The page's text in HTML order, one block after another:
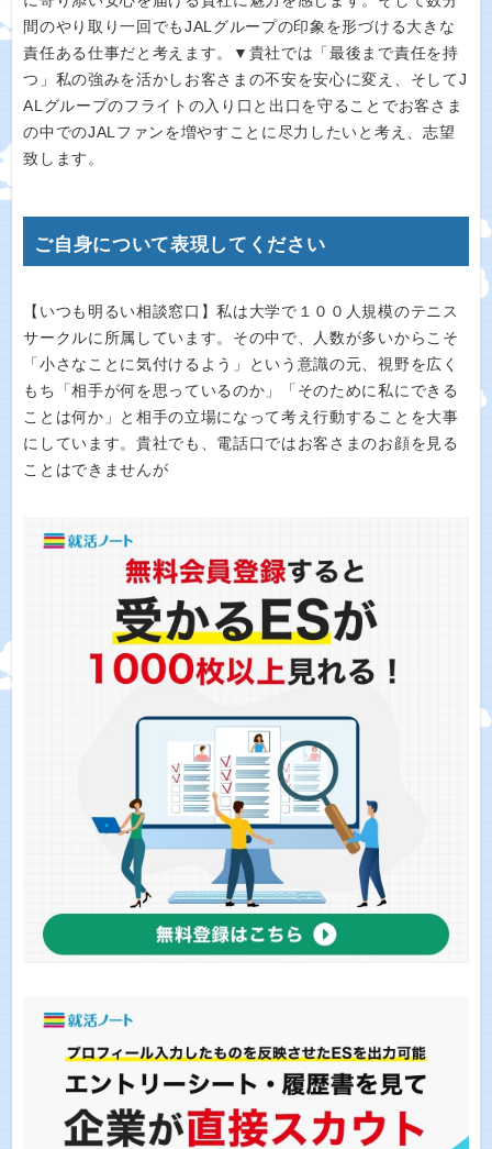
間のやり取り一回でもJALグループの印象を形づける大きな
責任ある仕事だと考えます。▼貴社では「最後まで責任を持
つ」私の強みを活かしお客さまの不安を安心に変え、そしてJ
ALグループのフライトの入り口と出口を守ることでお客さま
の中でのJALファンを増やすことに尽力したいと考え、志望
致します。
ご自身について表現してください
【いつも明るい相談窓口】私は大学で１００人規模のテニス
サークルに所属しています。その中で、人数が多いからこそ
「小さなことに気付けるよう」という意識の元、視野を広く
もち「相手が何を思っているのか」「そのために私にできる
ことは何か」と相手の立場になって考え行動することを大事
にしています。貴社でも、電話口ではお客さまのお顔を見る
ことはできませんが